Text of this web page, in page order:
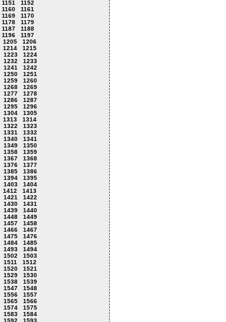
1151
1152
1160
1161
1169
1170
1178
1179
1187
1188
1196
1197
1205
1206
1214
1215
1223
1224
1232
1233
1241
1242
1250
1251
1259
1260
1268
1269
1277
1278
1286
1287
1295
1296
1304
1305
1313
1314
1322
1323
1331
1332
1340
1341
1349
1350
1358
1359
1367
1368
1376
1377
1385
1386
1394
1395
1403
1404
1412
1413
1421
1422
1430
1431
1439
1440
1448
1449
1457
1458
1466
1467
1475
1476
1484
1485
1493
1494
1502
1503
1511
1512
1520
1521
1529
1530
1538
1539
1547
1548
1556
1557
1565
1566
1574
1575
1583
1584